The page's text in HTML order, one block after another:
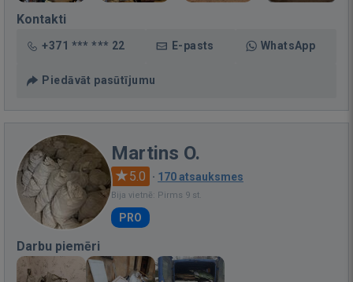
Kontakti
+371 *** *** 22 E-pasts WhatsApp
Piedāvāt pasūtījumu
Martins O.
5.0 · 170 atsauksmes
Bija vietnē: Pirms 9 st.
PRO
Darbu piemēri